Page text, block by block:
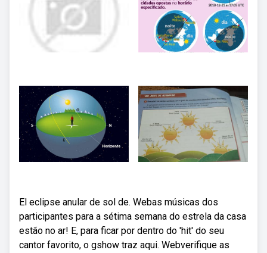
El eclipse anular de sol de. Webas músicas dos
participantes para a sétima semana do estrela da casa
estão no ar! E, para ficar por dentro do 'hit' do seu
cantor favorito, o gshow traz aqui. Webverifique as